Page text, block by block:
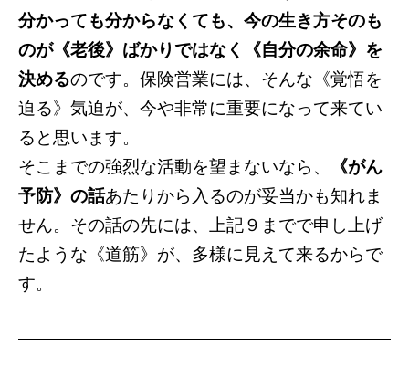
分かっても分からなくても、今の生き方そのも
のが《老後》ばかりではなく《自分の余命》を
決めるのです。保険営業には、そんな《覚悟を
迫る》気迫が、今や非常に重要になって来てい
ると思います。
そこまでの強烈な活動を望まないなら、
《がん
予防》の話あたりから入るのが妥当かも知れま
せん。その話の先には、上記９までで申し上げ
たような《道筋》が、多様に見えて来るからで
す。